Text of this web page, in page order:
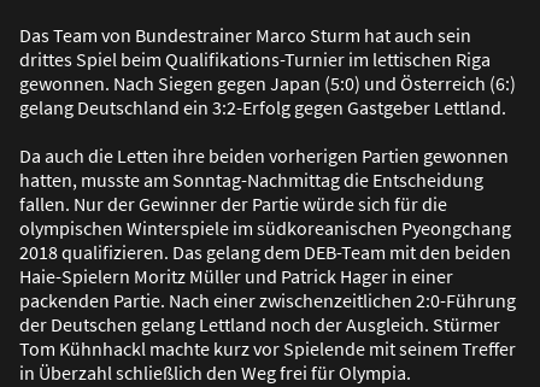
Das Team von Bundestrainer Marco Sturm hat auch sein
drittes Spiel beim Qualifikations-Turnier im lettischen Riga
gewonnen. Nach Siegen gegen Japan (5:0) und Österreich (6:)
gelang Deutschland ein 3:2-Erfolg gegen Gastgeber Lettland.
Da auch die Letten ihre beiden vorherigen Partien gewonnen
hatten, musste am Sonntag-Nachmittag die Entscheidung
fallen. Nur der Gewinner der Partie würde sich für die
olympischen Winterspiele im südkoreanischen Pyeongchang
2018 qualifizieren. Das gelang dem DEB-Team mit den beiden
Haie-Spielern Moritz Müller und Patrick Hager in einer
packenden Partie. Nach einer zwischenzeitlichen 2:0-Führung
der Deutschen gelang Lettland noch der Ausgleich. Stürmer
Tom Kühnhackl machte kurz vor Spielende mit seinem Treffer
in Überzahl schließlich den Weg frei für Olympia.